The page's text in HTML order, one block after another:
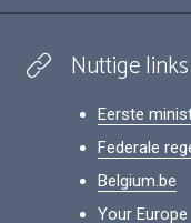
Nuttige links
Eerste
Federale
Belgium.be
Your Europe